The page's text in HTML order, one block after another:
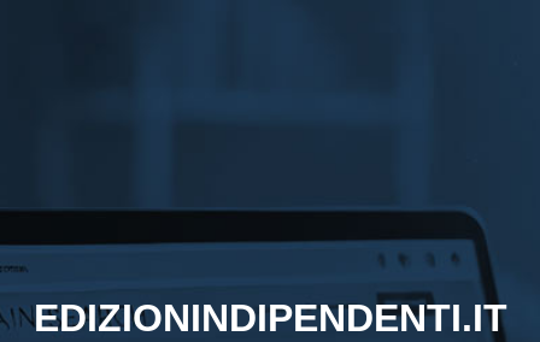
EDIZIONINDIPENDENTI.IT